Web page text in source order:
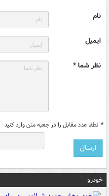
نام
ایمیل
نظر شما *
* لطفا عدد مقابل را در جعبه متن وارد کنید
خودرو